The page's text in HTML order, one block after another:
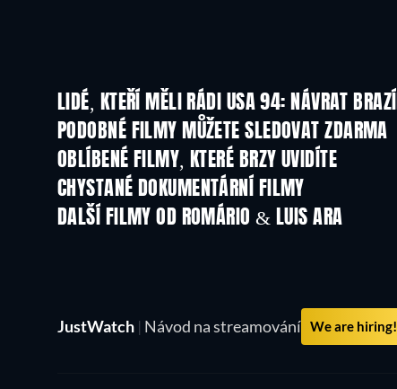
LIDÉ, KTEŘÍ MĚLI RÁDI USA 94: NÁVRAT
TV
PODOBNÉ FILMY MŮŽETE SLEDOVAT ZDARMA
OBLÍBENÉ FILMY, KTERÉ BRZY UVIDÍTE
CHYSTANÉ DOKUMENTÁRNÍ FILMY
DALŠÍ FILMY OD ROMÁRIO & LUIS ARA
JustWatch | Návod na streamování We are hiring!